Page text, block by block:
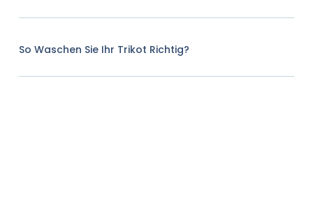
So Waschen Sie Ihr Trikot Richtig?